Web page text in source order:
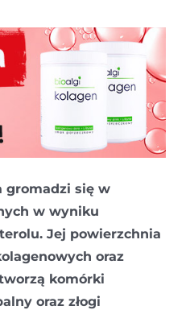
gromadzi się w
w wyniku
Jej powierzchnia
oraz
komórki
oraz złogi